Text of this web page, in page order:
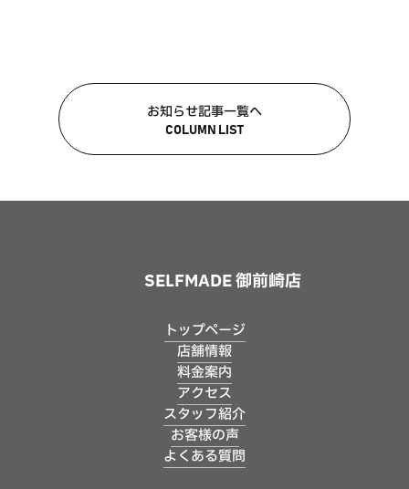
お知らせ記事一覧へ
COLUMN LIST
SELFMADE 御前崎店
トップページ
店舗情報
料金案内
アクセス
スタッフ紹介
お客様の声
よくある質問